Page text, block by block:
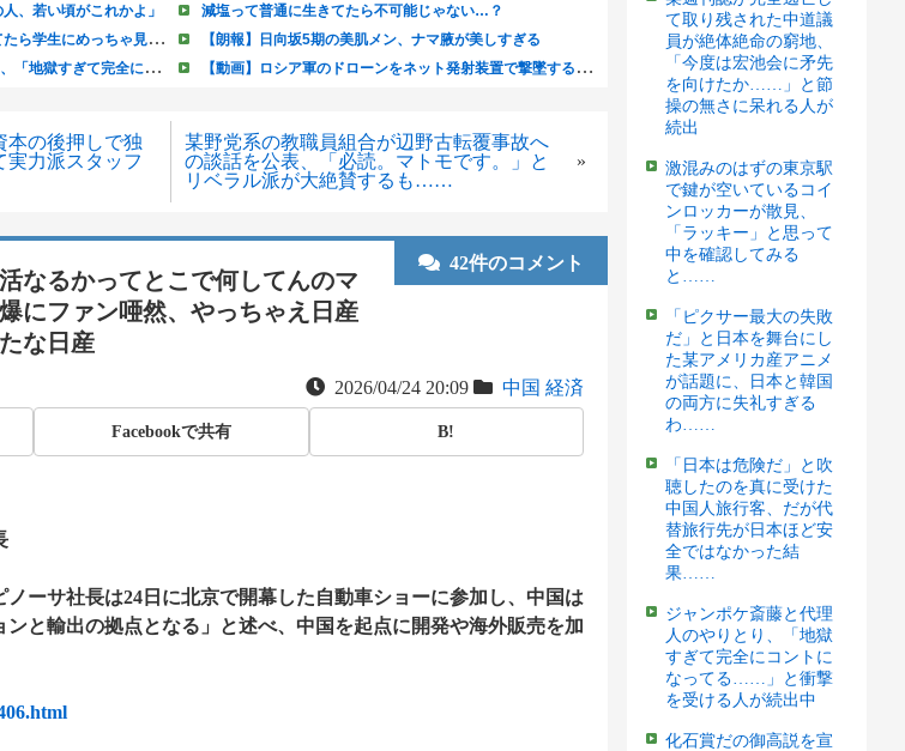
本の後押しで独
実力派スタッフ
某野党系の教職員組合が辺野古転覆事故へ
の談話を公表、「必読。マトモです。」と
リベラル派が大絶賛するも……
»
42件のコメント
なるかってとこで何してんのマ
にファン唖然、やっちゃえ日産
な日産
2026/04/24 20:09 中国 経済
Facebookで共有 B!
ノーサ社長は24日に北京で開幕した自動車ショーに参加し、中国は
ンと輸出の拠点となる」と述べ、中国を起点に開発や海外販売を加
て取り残された中道議
員が絶体絶命の窮地、
「今度は宏池会に矛先
を向けたか……」と節
操の無さに呆れる人が
続出
激混みのはずの東京駅
で鍵が空いているコイ
ンロッカーが散見、
「ラッキー」と思って
中を確認してみる
と……
「ピクサー最大の失敗
だ」と日本を舞台にし
た某アメリカ産アニメ
が話題に、日本と韓国
の両方に失礼すぎる
わ……
「日本は危険だ」と吹
聴したのを真に受けた
中国人旅行客、だが代
替旅行先が日本ほど安
全ではなかった結
果……
ジャンポケ斎藤と代理
人のやりとり、「地獄
すぎて完全にコントに
なってる……」と衝撃
を受ける人が続出中
化石賞だの御高説を宣